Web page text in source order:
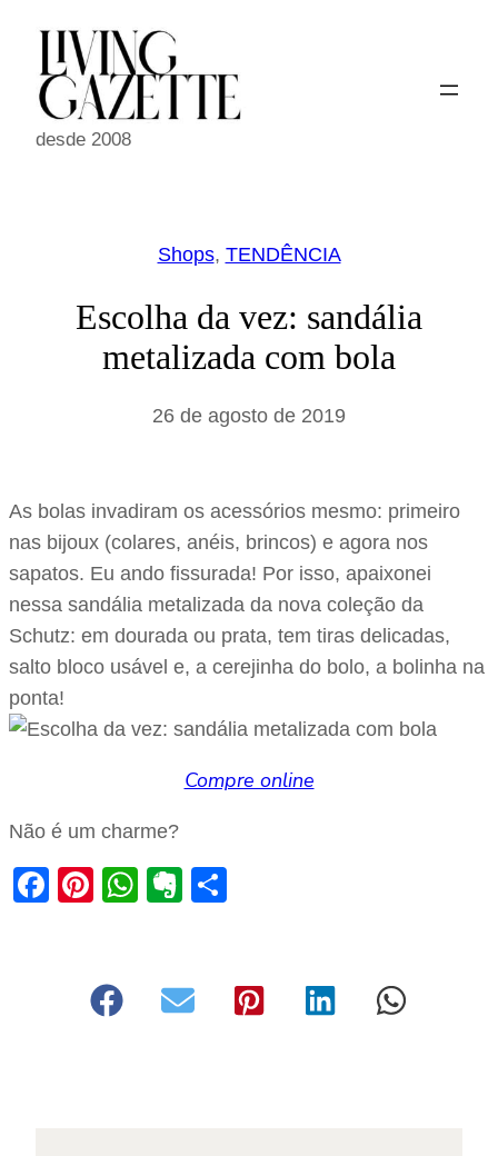
conteúdo
desde 2008
Shops, TENDÊNCIA
Escolha da vez: sandália
metalizada com bola
26 de agosto de 2019
As bolas invadiram os acessórios mesmo: primeiro
nas bijoux (colares, anéis, brincos) e agora nos
sapatos. Eu ando fissurada! Por isso, apaixonei
nessa sandália metalizada da nova coleção da
Schutz: em dourada ou prata, tem tiras delicadas,
salto bloco usável e, a cerejinha do bolo, a bolinha na
ponta!
Compre online
Não é um charme?
Facebook
Pinterest
WhatsApp
Evernote